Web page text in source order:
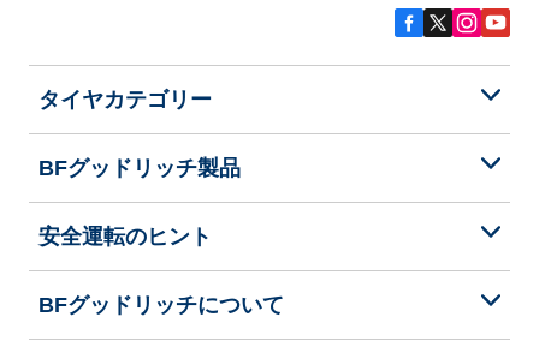
タイヤカテゴリー
BFグッドリッチ製品
安全運転のヒント
BFグッドリッチについて